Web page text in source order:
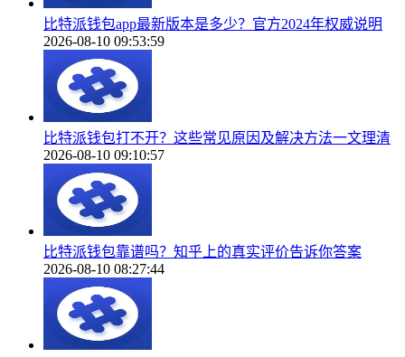
比特派钱包app最新版本是多少？官方2024年权威说明
2026-08-10 09:53:59
比特派钱包打不开？这些常见原因及解决方法一文理清
2026-08-10 09:10:57
比特派钱包靠谱吗？知乎上的真实评价告诉你答案
2026-08-10 08:27:44